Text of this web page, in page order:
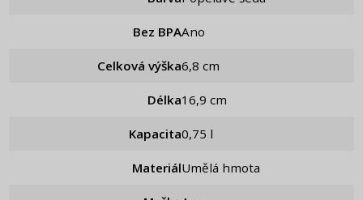
Bez BPA Ano
Celková výška 6,8 cm
Délka 16,9 cm
Kapacita 0,75 l
Materiál Umělá hmota